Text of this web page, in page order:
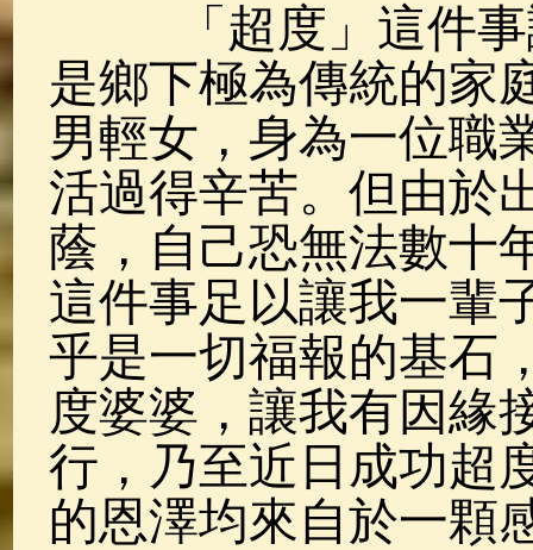
「超度」這件事
是鄉下極為傳統的家
男輕女，身為一位職
活過得辛苦。但由於
蔭，自己恐無法數十
這件事足以讓我一輩
乎是一切福報的基石
度婆婆，讓我有因緣
行，乃至近日成功超
的恩澤均來自於一顆